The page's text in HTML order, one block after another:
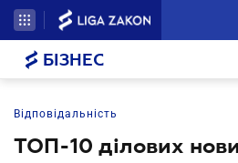
БІЗНЕС
Відповідальність
ТОП-10 ділових